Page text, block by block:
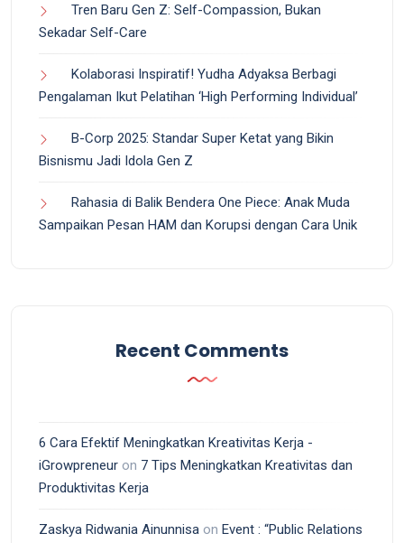
Tren Baru Gen Z: Self-Compassion, Bukan
Sekadar Self-Care
Kolaborasi Inspiratif! Yudha Adyaksa Berbagi
Pengalaman Ikut Pelatihan ‘High Performing Individual’
B-Corp 2025: Standar Super Ketat yang Bikin
Bisnismu Jadi Idola Gen Z
Rahasia di Balik Bendera One Piece: Anak Muda
Sampaikan Pesan HAM dan Korupsi dengan Cara Unik
Recent Comments
6 Cara Efektif Meningkatkan Kreativitas Kerja -
iGrowpreneur on 7 Tips Meningkatkan Kreativitas dan
Produktivitas Kerja
Zaskya Ridwania Ainunnisa on Event : “Public Relations